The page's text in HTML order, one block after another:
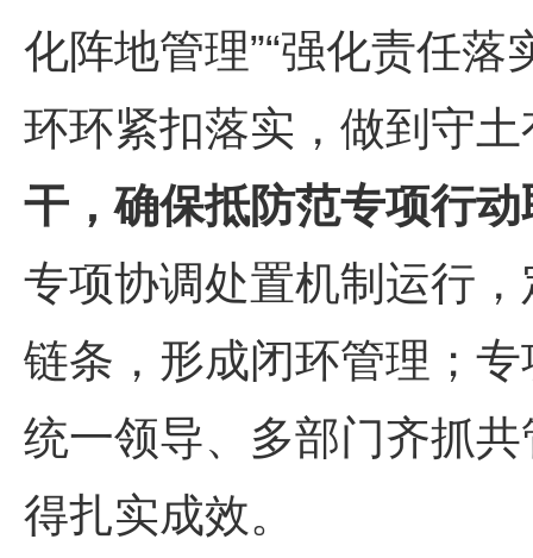
化阵地管理”“强化责任
环环紧扣落实，做到守
干，确保抵防范专项行
专项协调处置机制运行
链条，形成闭环管理；
统一领导、多部门齐抓
得扎实成效。